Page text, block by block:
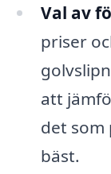
Val av
priser
att
det som
bäst.